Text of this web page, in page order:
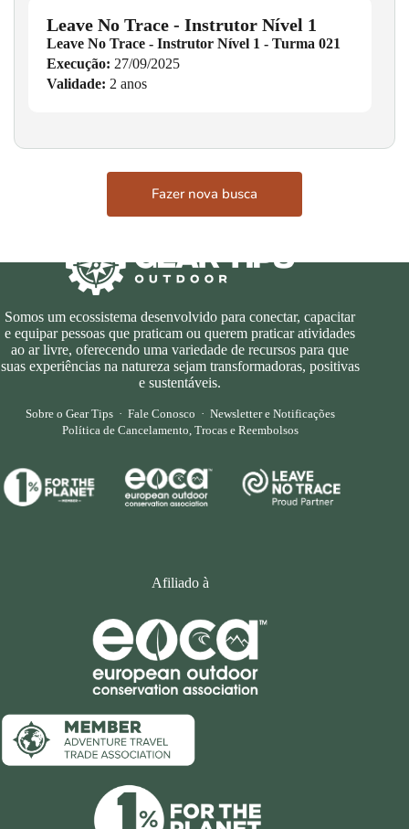
Leave No Trace - Instrutor Nível 1
Leave No Trace - Instrutor Nível 1 - Turma 021
Execução: 27/09/2025
Validade: 2 anos
Fazer nova busca
Somos um ecossistema desenvolvido para conectar, capacitar
e equipar pessoas que praticam ou querem praticar atividades
ao ar livre, oferecendo uma variedade de recursos para que
suas experiências na natureza sejam transformadoras, positivas
e sustentáveis.
Sobre o Gear Tips· Fale Conosco · Newsletter e Notificações
Política de Cancelamento, Trocas e Reembolsos
Afiliado à